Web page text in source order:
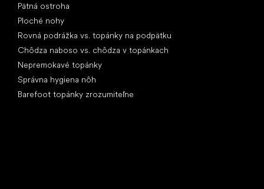
Pätná ostroha
Ploché nohy
Rovná podrážka vs. topánky na podpätku
Chôdza naboso vs. chôdza v topánkach
Nepremokavé topánky
Správna hygiena nôh
Barefoot topánky zrozumiteľne